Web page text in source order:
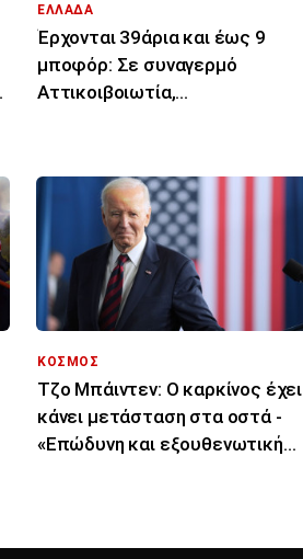
ΕΛΛΑΔΑ
Έρχονται 39άρια και έως 9
μποφόρ: Σε συναγερμό
Αττικοιβοιωτία,
ΚΟΣΜΟΣ
Τζο Μπάιντεν: Ο καρκίνος έχει
κάνει μετάσταση στα οστά -
«Επώδυνη και εξουθενωτική